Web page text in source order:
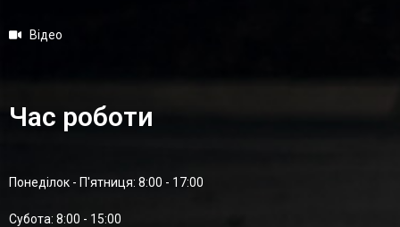
Відео
Час роботи
Понеділок - П'ятниця: 8:00 - 17:00
Суботa: 8:00 - 15:00